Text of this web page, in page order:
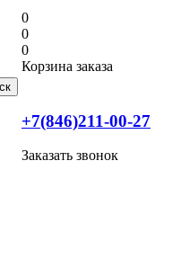
0
0
0
Корзина заказа
+7(846)211-00-27
Заказать звонок